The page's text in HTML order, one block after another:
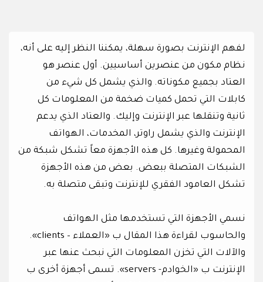
لفهم الإنترنت بصورة سهلة، يمكننا النظر إليه على أنه،
نظام مكون من عنصرين أساسيين. أول عنصر هو
العتاد بجميع مكوناته. والذي يشمل كل شيء من
كابلات التي تحمل كميات ضخمة من المعلومات كل
ثانية وتنقلها عبر الإنترنت وإليك. والعتاد الذي يدعم
الإنترنت والذي يشمل راوتر، المخدمات، الهواتف
المحمولة وغيرها. كل هذه الأجهزة معاً تشكل شبكة من
الشبكات المتصلة ببعض. بعض من هذه الأجهزة
تشكل العامود الفقري للإنترنت وتبقى متصلة به.
نسمي الأجهزة التي تستخدمها مثل الهواتف
والحاسوب لقراءة هذا المقال ب «العملاء – clients».
والآلات التي تخزن المعلومات التي نبحث عنها عبر
الإنترنت ب «الخوادم- servers». تسمى أجهزة أخرى ب